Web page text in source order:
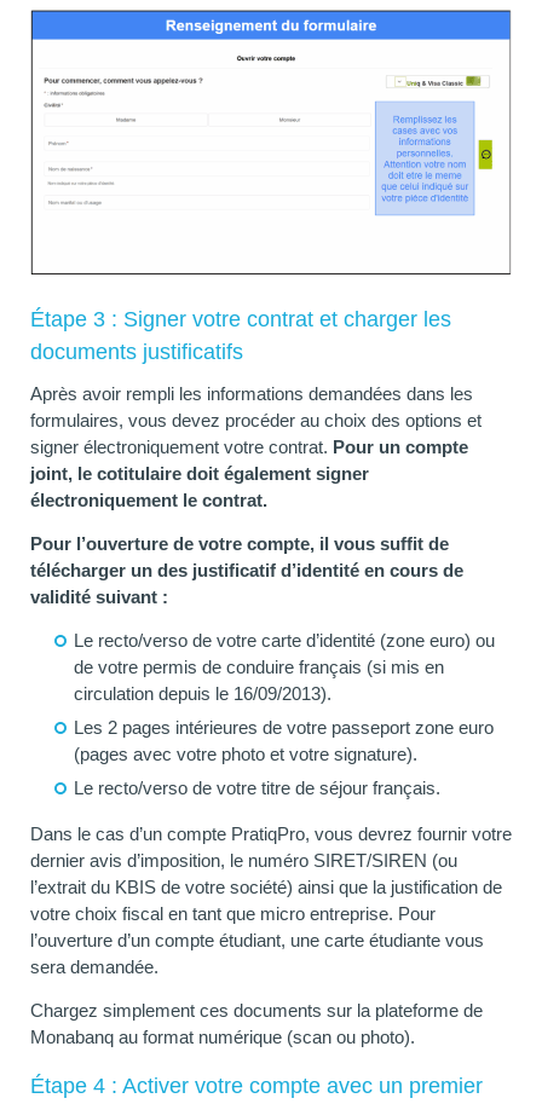
Étape 3 : Signer votre contrat et charger les
documents justificatifs
Après avoir rempli les informations demandées dans les
formulaires, vous devez procéder au choix des options et
signer électroniquement votre contrat. Pour un compte
joint, le cotitulaire doit également signer
électroniquement le contrat.
Pour l’ouverture de votre compte, il vous suffit de
télécharger un des justificatif d’identité en cours de
validité suivant :
Le recto/verso de votre carte d’identité (zone euro) ou
de votre permis de conduire français (si mis en
circulation depuis le 16/09/2013).
Les 2 pages intérieures de votre passeport zone euro
(pages avec votre photo et votre signature).
Le recto/verso de votre titre de séjour français.
Dans le cas d’un compte PratiqPro, vous devrez fournir votre
dernier avis d’imposition, le numéro SIRET/SIREN (ou
l’extrait du KBIS de votre société) ainsi que la justification de
votre choix fiscal en tant que micro entreprise. Pour
l’ouverture d’un compte étudiant, une carte étudiante vous
sera demandée.
Chargez simplement ces documents sur la plateforme de
Monabanq au format numérique (scan ou photo).
Étape 4 : Activer votre compte avec un premier